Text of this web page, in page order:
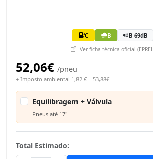
C B B 69dB
Ver ficha técnica oficial
52,06€ /pneu
+ Imposto ambiental 1,82 € = 53,88€
Equilibragem + Válvula
Pneus até 17"
Total Estimado: